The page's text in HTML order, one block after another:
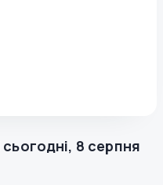
сьогодні, 8 серпня